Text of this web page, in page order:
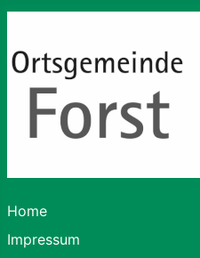
Home
Impressum